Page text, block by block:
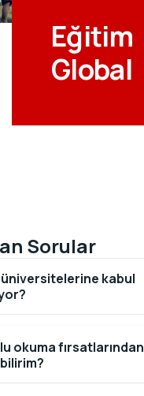
Eğitim
Global
Sorular
üniversitelerine kabul
okuma fırsatlarından